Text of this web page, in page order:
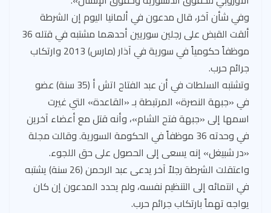
وفي شأن آخر، قال مدعون في ألمانيا اليوم إن الشرطة
ألقت القبض على رجلين سوريين أحدهما مشتبه في قتله 36
موظفاً حكومياً في سورية في آذار (مارس) 2013 وارتكاب
جرائم حرب.
وتشتبه السلطات في أن عبد الفتاح اتش أ (35 سنة) عضو
في «جبهة النصرة» المرتبطة بـ «القاعدة» التي غيرت
اسمها إلى «جبهة فتح الشام»، وأنه قتل مع أعضاء آخرين
في وحدته 36 موظفاً في الحكومة السورية. وقالت مجلة
«در شبيغل» إنه يسعى إلى الحصول على حق اللجوء.
واعتقلت الشرطة رجلاً آخر يدعى عبد الرحمن (26 سنة) يشتبه
في انتمائه إلى التنظيم نفسه، ولم يحدد المدعون إن كان
يواجه تهماً بارتكاب جرائم حرب.